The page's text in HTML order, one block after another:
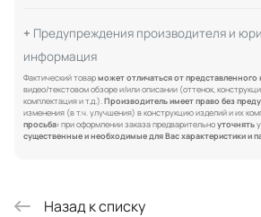
Предупреждения производителя и
информация
Фактический товарможет отличаться от
видео/текстовом обзоре и/или описании (оттенок,
комплектация и т.д.).Производитель имеет право без
изменения (в т.ч. улучшения) в конструкцию изделий и их
просьба: при оформлении заказа предварительноуточнять
существенные и необходимые для Вас характеристики и
Назад к списку